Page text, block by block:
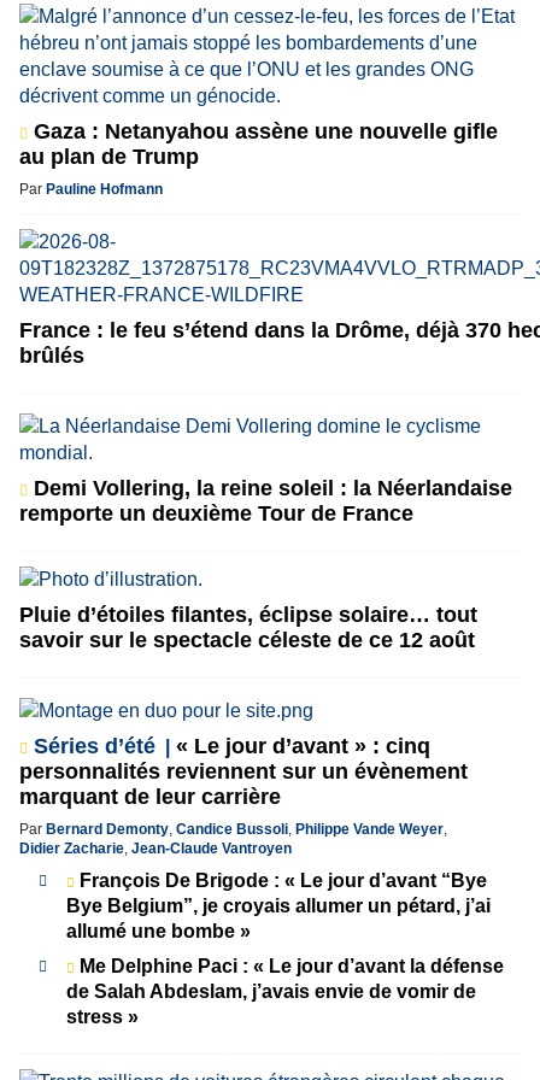
Gaza : Netanyahou assène une nouvelle gifle
au plan de Trump
Par Pauline Hofmann
France : le feu s’étend dans la Drôme, déjà 370
brûlés
Demi Vollering, la reine soleil : la Néerlandaise
remporte un deuxième Tour de France
Pluie d’étoiles filantes, éclipse solaire… tout
savoir sur le spectacle céleste de ce 12 août
Séries d’été
« Le jour d’avant » : cinq
personnalités reviennent sur un évènement
marquant de leur carrière
Par Bernard Demonty, Candice Bussoli, Philippe Vande Weyer,
Didier Zacharie, Jean-Claude Vantroyen
François De Brigode : « Le jour d’avant “Bye
Bye Belgium”, je croyais allumer un pétard, j’ai
allumé une bombe »
Me Delphine Paci : « Le jour d’avant la défense
de Salah Abdeslam, j’avais envie de vomir de
stress »